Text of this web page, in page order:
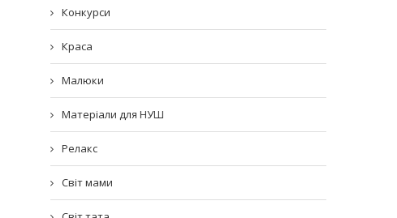
Конкурси
Краса
Малюки
Матеріали для НУШ
Релакс
Світ мами